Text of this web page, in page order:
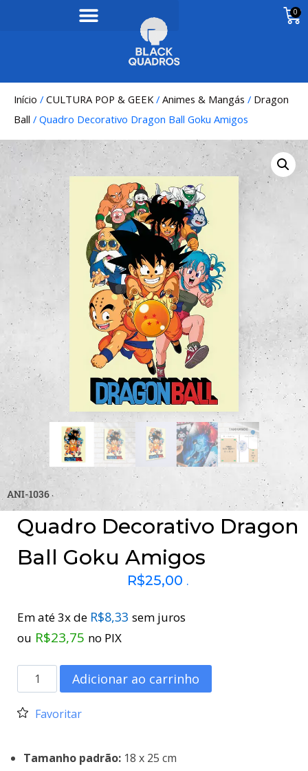
0
Início / CULTURA POP & GEEK/ Animes & Mangás / Dragon
Ball / Quadro Decorativo Dragon Ball Goku Amigos
ANI-1036
Quadro Decorativo Dragon
Ball Goku Amigos
R$25,00 .
Em até 3x de R$8,33 sem juros
ou R$23,75 no PIX
Adicionar ao carrinho
Favoritar
Tamanho padrão: 18 x 25 cm